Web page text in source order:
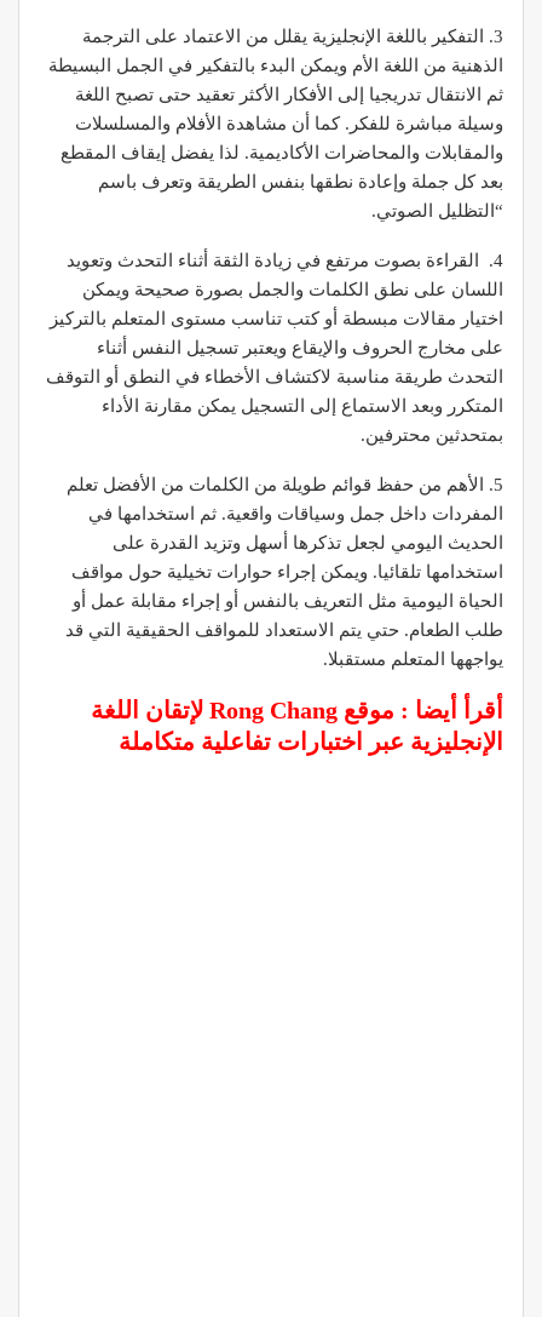
3. التفكير باللغة الإنجليزية يقلل من الاعتماد على الترجمة
الذهنية من اللغة الأم ويمكن البدء بالتفكير في الجمل البسيطة
ثم الانتقال تدريجيا إلى الأفكار الأكثر تعقيد حتى تصبح اللغة
وسيلة مباشرة للفكر. كما أن مشاهدة الأفلام والمسلسلات
والمقابلات والمحاضرات الأكاديمية. لذا يفضل إيقاف المقطع
بعد كل جملة وإعادة نطقها بنفس الطريقة وتعرف باسم
“التظليل الصوتي.
4. القراءة بصوت مرتفع في زيادة الثقة أثناء التحدث وتعويد
اللسان على نطق الكلمات والجمل بصورة صحيحة ويمكن
اختيار مقالات مبسطة أو كتب تناسب مستوى المتعلم بالتركيز
على مخارج الحروف والإيقاع ويعتبر تسجيل النفس أثناء
التحدث طريقة مناسبة لاكتشاف الأخطاء في النطق أو التوقف
المتكرر وبعد الاستماع إلى التسجيل يمكن مقارنة الأداء
بمتحدثين محترفين.
5. الأهم من حفظ قوائم طويلة من الكلمات من الأفضل تعلم
المفردات داخل جمل وسياقات واقعية. ثم استخدامها في
الحديث اليومي لجعل تذكرها أسهل وتزيد القدرة على
استخدامها تلقائيا. ويمكن إجراء حوارات تخيلية حول مواقف
الحياة اليومية مثل التعريف بالنفس أو إجراء مقابلة عمل أو
طلب الطعام. حتي يتم الاستعداد للمواقف الحقيقية التي قد
يواجهها المتعلم مستقبلا.
أقرأ أيضا :
موقع Rong Chang لإتقان اللغة
الإنجليزية عبر اختبارات تفاعلية متكاملة